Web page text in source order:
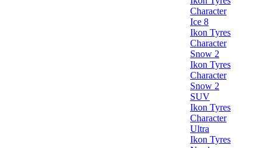
Character
Ice 8
Ikon Tyres
Character
Snow 2
Ikon Tyres
Character
Snow 2
SUV
Ikon Tyres
Character
Ultra
Ikon Tyres